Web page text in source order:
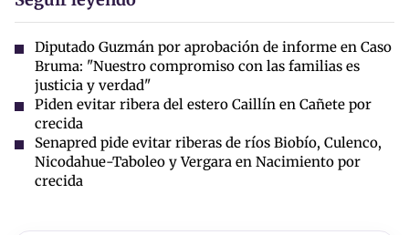
Diputado Guzmán por aprobación de informe en Caso
Bruma: "Nuestro compromiso con las familias es
justicia y verdad"
Piden evitar ribera del estero Caillín en Cañete por
crecida
Senapred pide evitar riberas de ríos Biobío, Culenco,
Nicodahue-Taboleo y Vergara en Nacimiento por
crecida